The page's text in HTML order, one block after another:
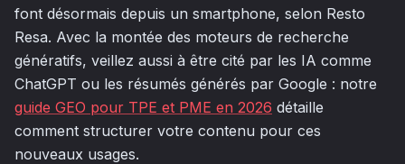
font désormais depuis un smartphone, selon Resto
Resa. Avec la montée des moteurs de recherche
génératifs, veillez aussi à être cité par les IA comme
ChatGPT ou les résumés générés par Google : notre
guide GEO pour TPE et PME en 2026 détaille
comment structurer votre contenu pour ces
nouveaux usages.